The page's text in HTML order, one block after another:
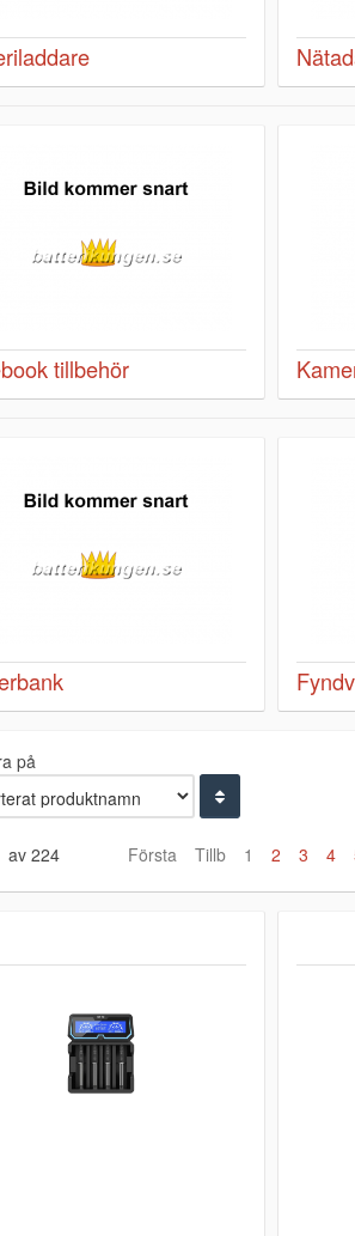
tillbehör
på
Första Tillb 1 2 3 4
av 224